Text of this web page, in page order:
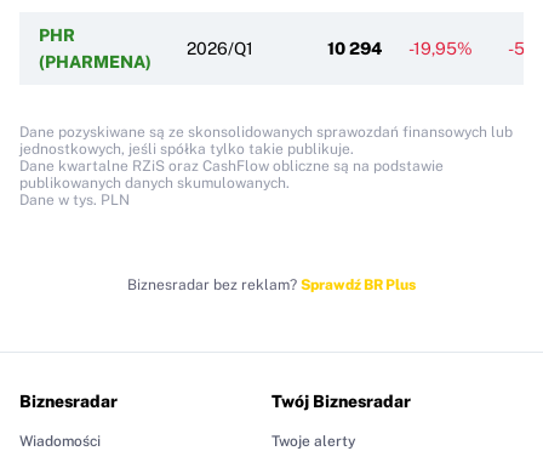
PHR
(PHARMENA)
2026/Q1 10 294 -19,95% -
Dane pozyskiwane są ze skonsolidowanych sprawozdań finansowych lub
jednostkowych, jeśli spółka tylko takie publikuje.
Dane kwartalne RZiS oraz CashFlow obliczne są na podstawie
publikowanych danych skumulowanych.
Dane w tys. PLN
Biznesradar bez reklam? Sprawdź BR Plus
Biznesradar
Wiadomości
Twój Biznesradar
Twoje alerty